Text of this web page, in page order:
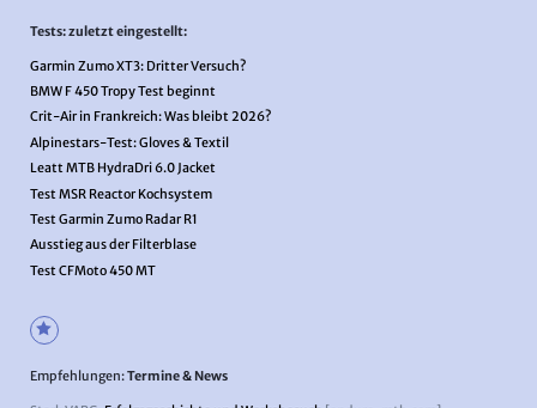
Tests: zuletzt eingestellt:
Garmin Zumo XT3: Dritter Versuch?
BMW F 450 Tropy Test beginnt
Crit-Air in Frankreich: Was bleibt 2026?
Alpinestars-Test: Gloves & Textil
Leatt MTB HydraDri 6.0 Jacket
Test MSR Reactor Kochsystem
Test Garmin Zumo Radar R1
Ausstieg aus der Filterblase
Test CFMoto 450 MT
Empfehlungen:Termine & News